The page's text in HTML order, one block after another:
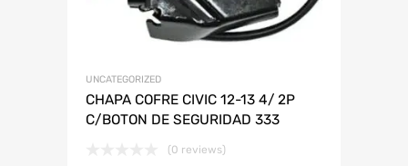
UNCATEGORIZED
CHAPA COFRE CIVIC 12-13 4/ 2P
C/BOTON DE SEGURIDAD 333
(0 reviews)